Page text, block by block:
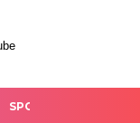
SPORT